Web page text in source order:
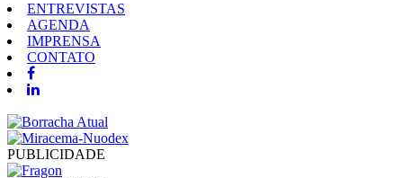
ENTREVISTAS
AGENDA
IMPRENSA
CONTATO
PUBLICIDADE